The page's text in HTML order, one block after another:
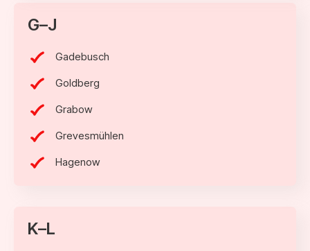
G–J
Gadebusch
Goldberg
Grabow
Grevesmühlen
Hagenow
K–L